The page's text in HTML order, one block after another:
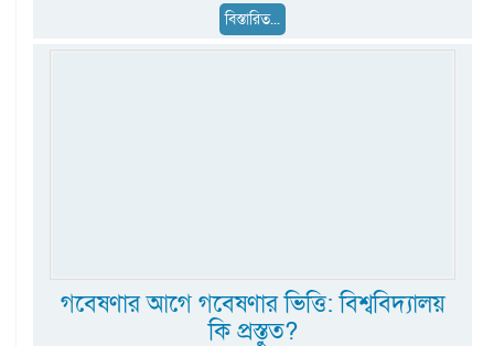
বিস্তারিত...
গবেষণার আগে গবেষণার ভিত্তি: বিশ্ববিদ্যালয়
কি প্রস্তুত?